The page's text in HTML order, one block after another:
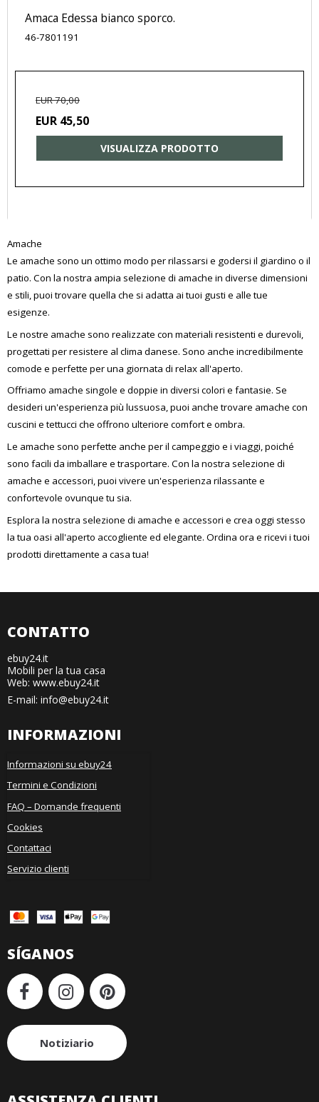
Amaca Edessa bianco sporco.
46-7801191
EUR 70,00
EUR 45,50
VISUALIZZA PRODOTTO
Amache
Le amache sono un ottimo modo per rilassarsi e godersi il giardino o il
patio. Con la nostra ampia selezione di amache in diverse dimensioni
e stili, puoi trovare quella che si adatta ai tuoi gusti e alle tue
esigenze.
Le nostre amache sono realizzate con materiali resistenti e durevoli,
progettati per resistere al clima danese. Sono anche incredibilmente
comode e perfette per una giornata di relax all'aperto.
Offriamo amache singole e doppie in diversi colori e fantasie. Se
desideri un'esperienza più lussuosa, puoi anche trovare amache con
cuscini e tettucci che offrono ulteriore comfort e ombra.
Le amache sono perfette anche per il campeggio e i viaggi, poiché
sono facili da imballare e trasportare. Con la nostra selezione di
amache e accessori, puoi vivere un'esperienza rilassante e
confortevole ovunque tu sia.
Esplora la nostra selezione di amache e accessori e crea oggi stesso
la tua oasi all'aperto accogliente ed elegante. Ordina ora e ricevi i tuoi
prodotti direttamente a casa tua!
CONTATTO
ebuy24.it
Mobili per la tua casa
Web: www.ebuy24.it
E-mail: info@ebuy24.it
INFORMAZIONI
Informazioni su ebuy24
Termini e Condizioni
FAQ – Domande frequenti
Cookies
Contattaci
Servizio clienti
SÍGANOS
Notiziario